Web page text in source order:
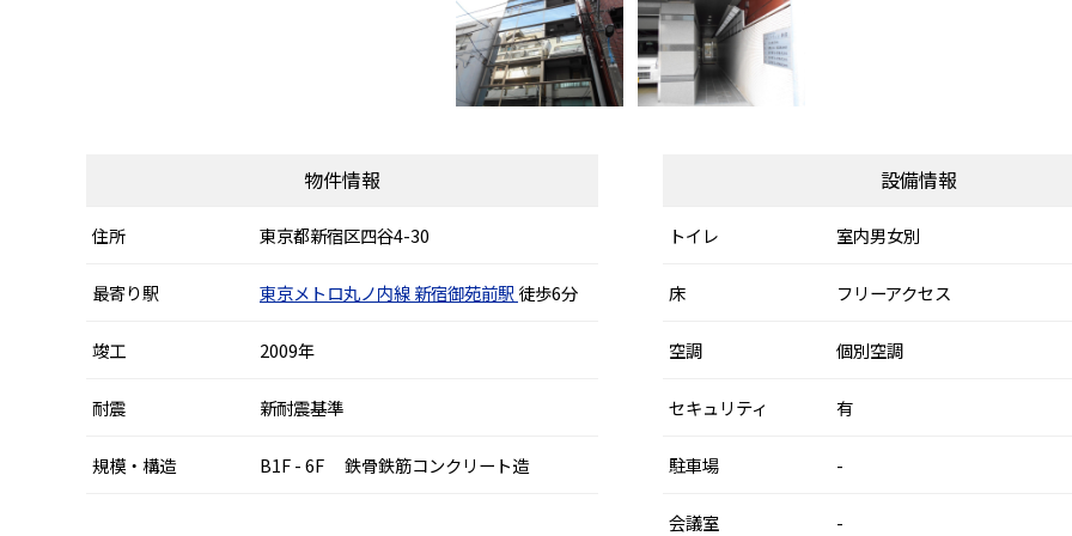
物件情報
住所 東京都新宿区四谷4-30
最寄り駅 東京メトロ丸ノ内線新宿御苑前駅 徒歩6分
竣工 2009年
耐震 新耐震基準
規模・構造 B1F - 6F 鉄骨鉄筋コンクリート造
設備情報
トイレ 室内男女別
床 フリーアクセス
空調 個別空調
セキュリティ 有
駐車場 -
会議室 -